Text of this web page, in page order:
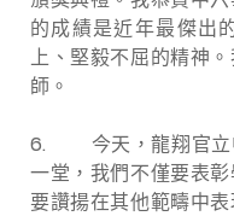
的成績是近年最傑出
上、堅毅不屈的精神
師。
6. 今天，龍翔官立
一堂，我們不僅要表
要讚揚在其他範疇中